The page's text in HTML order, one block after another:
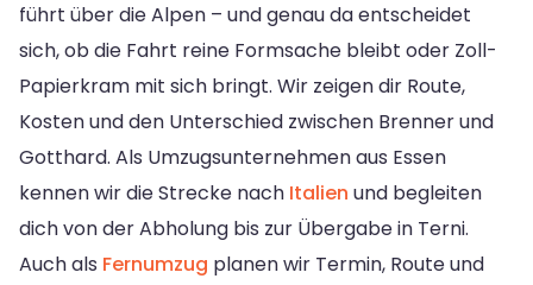
führt über die Alpen – und genau da entscheidet
sich, ob die Fahrt reine Formsache bleibt oder Zoll-
Papierkram mit sich bringt. Wir zeigen dir Route,
Kosten und den Unterschied zwischen Brenner und
Gotthard. Als Umzugsunternehmen aus Essen
kennen wir die Strecke nach Italien und begleiten
dich von der Abholung bis zur Übergabe in Terni.
Auch als Fernumzug planen wir Termin, Route und